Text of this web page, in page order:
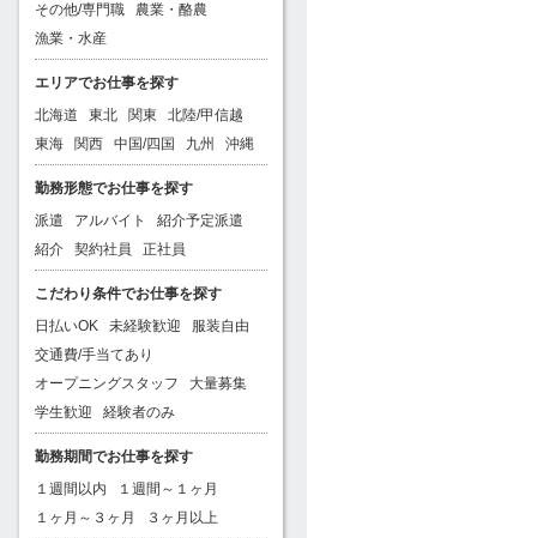
その他/専門職
農業・酪農
漁業・水産
エリアでお仕事を探す
北海道
東北 関東
北陸/甲信越
東海
関西 中国/四国 九州 沖縄
勤務形態でお仕事を探す
派遣
アルバイト
紹介予定派遣
紹介
契約社員 正社員
こだわり条件でお仕事を探す
日払いOK
未経験歓迎
服装自由
交通費/手当てあり
オープニングスタッフ
大量募集
学生歓迎
経験者のみ
勤務期間でお仕事を探す
１週間以内
１週間～１ヶ月
１ヶ月～３ヶ月
３ヶ月以上